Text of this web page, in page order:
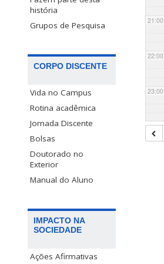
história
Grupos de Pesquisa
CORPO DISCENTE
Vida no Campus
Rotina acadêmica
Jornada Discente
Bolsas
Doutorado no
Exterior
Manual do Aluno
IMPACTO NA
SOCIEDADE
Ações Afirmativas
21:00
22:00
23:00